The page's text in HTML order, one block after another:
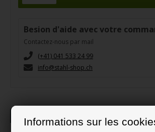
Informations sur les
Besion d'aide avec votre
Contactez-nous par mail
(+41) 041 533 24 99
info@stahl-shop.ch
La description Information